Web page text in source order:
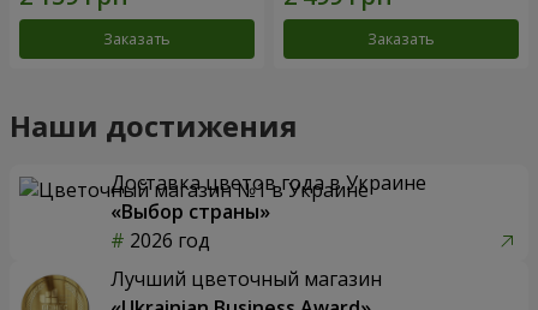
Заказать Заказать
Наши достижения
Доставка цветов года в Украине
«Выбор страны»
2026 год
Лучший цветочный магазин